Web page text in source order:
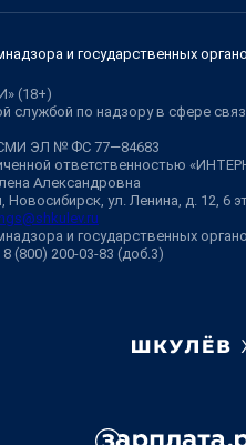
и государственных
(18+)
службой по надзору в сфере
СМИ ЭЛ № ФС 77—84683
ответственностью
Александровна
Новосибирск, ул. Ленина, д. 12, 6
ngs@shkulev.ru
и государственных
8 (800) 200-03-83 (доб.3)